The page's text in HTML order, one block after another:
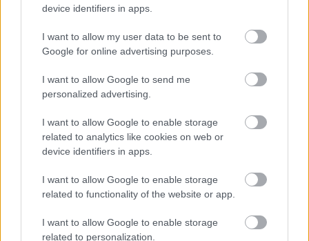
device identifiers in apps.
I want to allow my user data to be sent to
Google for online advertising purposes.
I want to allow Google to send me
personalized advertising.
I want to allow Google to enable storage
related to analytics like cookies on web or
device identifiers in apps.
I want to allow Google to enable storage
related to functionality of the website or app.
I want to allow Google to enable storage
related to personalization.
Most ezen a rendkívüli beszélőn Ön is beléphet
án, 14 órátóla fogvatartottak bemutatjákMirkó
című mesejátékukat, majd ezt nyilvános beszélő
vezetésével. Ez alkalommal
Feldmár András is részt vesz a beszélgetésen.
A rendezvényre a belépés ingyenes, azonban név
szerinti regisztrációhoz és saját e-mail címhez kötött. A
Feldmár Intézet az utazás megkönnyítése érdekében
autóbuszokat szervez. Az útiköltség oda-vissza 1000 Ft
/fő, amit a helyszínen kell kifizetni. A buszok 11:00-kor a
Felvonulási térről, az Időkerék melletti parkolóból